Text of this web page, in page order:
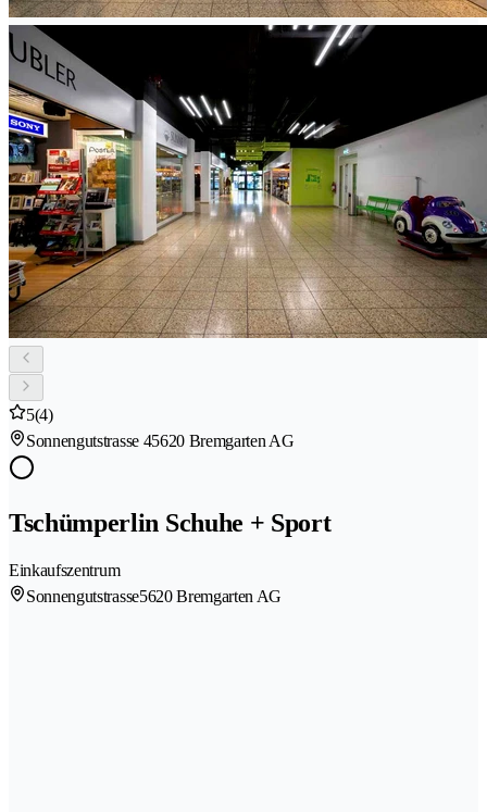
5(4)
Sonnengutstrasse 45620 Bremgarten AG
Tschümperlin Schuhe + Sport
Einkaufszentrum
Sonnengutstrasse5620 Bremgarten AG